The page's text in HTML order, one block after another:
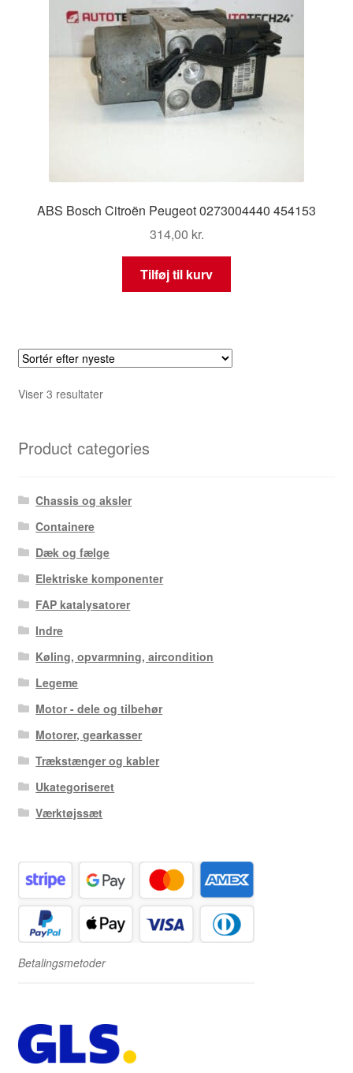
ABS Bosch Citroën Peugeot 0273004440 454153
314,00 kr.
Tilføj til kurv
Viser 3 resultaterSorteret
Product categories
Chassis og aksler
Containere
Dæk og fælge
Elektriske komponenter
FAP katalysatorer
Indre
Køling, opvarmning, aircondition
Legeme
Motor - dele og tilbehør
Motorer, gearkasser
Trækstænger og kabler
Ukategoriseret
Værktøjssæt
Betalingsmetoder